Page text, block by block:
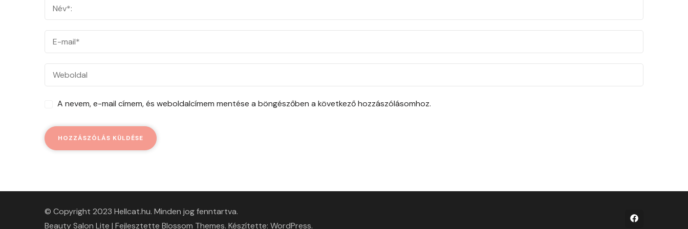
A nevem, e-mail címem, és weboldalcímem mentése a böngészőben a következő hozzászólásomhoz.
© Copyright 2023 Hellcat.hu. Minden jog fenntartva.
Beauty Salon Lite | Fejlesztette Blossom Themes. Készítette: WordPress.